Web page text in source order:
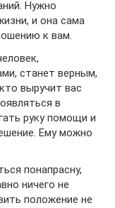
Нужно
и она сама
к вам.
станет верным,
выручит вас
в
руку помощи и
Ему можно
понапрасну,
ничего не
положение не